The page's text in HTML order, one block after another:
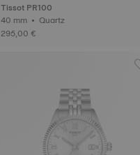
Tissot PR100
40 mm • Quartz
295,00 €